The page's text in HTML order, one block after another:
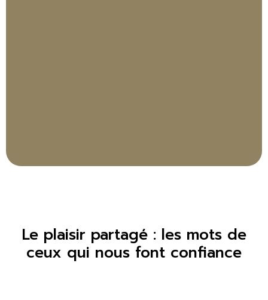
Le plaisir partagé : les mots de
ceux qui nous font confiance